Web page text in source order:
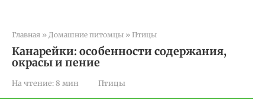
Главная » Домашние питомцы » Птицы
Канарейки: особенности содержания,
окрасы и пение
На чтение:8 мин Птицы